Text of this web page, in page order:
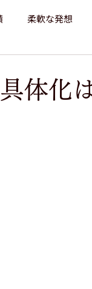
柔軟な発想
体化